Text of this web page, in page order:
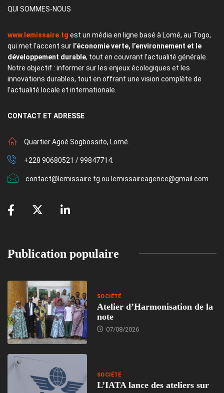
QUI SOMMES-NOUS
www.lemissaire.tg est un média en ligne basé à Lomé, au Togo,
qui met l’accent sur l’économie verte, l’environnement et le
développement durable, tout en couvrant l’actualité générale.
Notre objectif : informer sur les enjeux écologiques et les
innovations durables, tout en offrant une vision complète de
l’actualité locale et internationale.
CONTACT ET ADRESSE
Quartier Agoè Sogbossito, Lomé.
+228 90680521 / 99847714.
contact@lemissaire.tg ou lemissaireagence@gmail.com
Publication populaire
SOCIÉTÉ
Atelier d’Harmonisation de la
note
07/08/2026
SOCIÉTÉ
L’IATA lance des ateliers sur